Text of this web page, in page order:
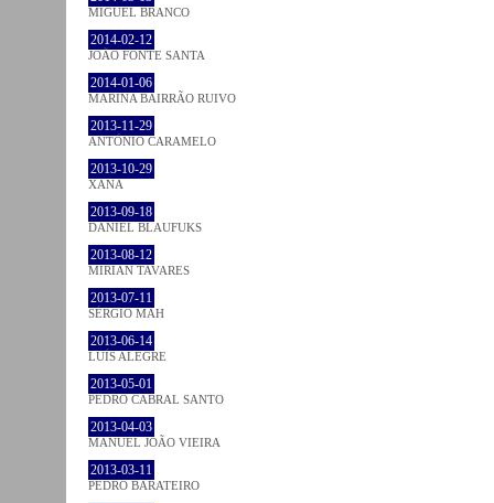
MIGUEL BRANCO
2014-02-12
JOÃO FONTE SANTA
2014-01-06
MARINA BAIRRÃO RUIVO
2013-11-29
ANTÓNIO CARAMELO
2013-10-29
XANA
2013-09-18
DANIEL BLAUFUKS
2013-08-12
MIRIAN TAVARES
2013-07-11
SÉRGIO MAH
2013-06-14
LUÍS ALEGRE
2013-05-01
PEDRO CABRAL SANTO
2013-04-03
MANUEL JOÃO VIEIRA
2013-03-11
PEDRO BARATEIRO